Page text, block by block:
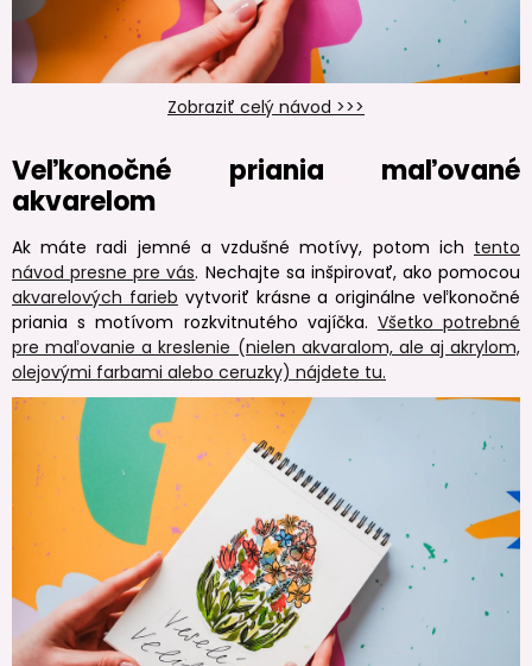
Zobraziť celý návod >>>
Veľkonočné priania maľované
akvarelom
Ak máte radi jemné a vzdušné motívy, potom ich tento
návod presne pre vás. Nechajte sa inšpirovať, ako pomocou
akvarelových farieb vytvoriť krásne a originálne veľkonočné
priania s motívom rozkvitnutého vajíčka. Všetko potrebné
pre maľovanie a kreslenie (nielen akvaralom, ale aj akrylom,
olejovými farbami alebo ceruzky) nájdete tu.